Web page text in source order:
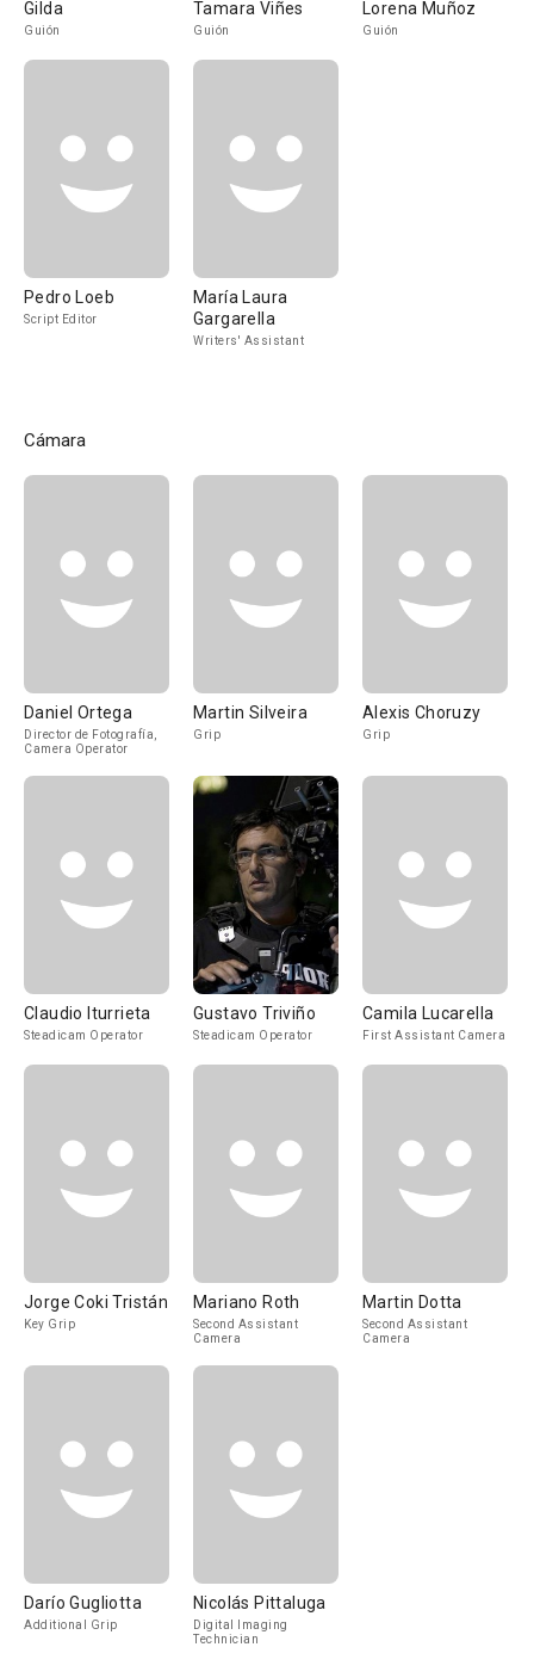
Gilda
Guión
Tamara Viñes
Guión
Lorena Muñoz
Guión
Pedro Loeb
Script Editor
María Laura
Gargarella
Writers' Assistant
Cámara
Daniel Ortega
Director de Fotografía,
Camera Operator
Martin Silveira
Grip
Alexis Choruzy
Grip
Claudio Iturrieta
Steadicam Operator
Gustavo Triviño
Steadicam Operator
Camila Lucarella
First Assistant Camera
Jorge Coki Tristán
Key Grip
Mariano Roth
Second Assistant
Camera
Martin Dotta
Second Assistant
Camera
Darío Gugliotta
Additional Grip
Nicolás Pittaluga
Digital Imaging
Technician